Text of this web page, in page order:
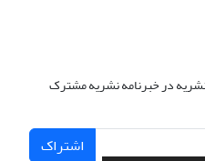
نشریه در خبرنامه نشریه مشترک
اشتراک